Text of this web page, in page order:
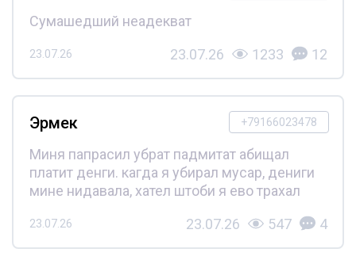
Сумашедший неадекват
23.07.26 23.07.26 1233 12
+79166023478
Эрмек
Миня папрасил убрат падмитат абищал
платит денги. кагда я убирал мусар, дениги
мине нидавала, хател штоби я ево трахал
23.07.26 23.07.26 547 4